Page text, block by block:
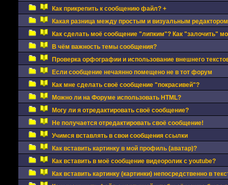
Как прикрепить к сообщению файл? +
Какая разница между простым и визуальным
Как сделать моё сообщение "липким"? Как "залочить"
В чём важность темы сообщения?
Проверка орфографии и использование внешнего
Если сообщение нечаянно помещено не в тот форум
Как мне сделать своё сообщение "покрасивей"?
Можно ли на Форуме использовать HTML?
Могу ли я отредактировать своё сообщение?
Не получается отредактировать своё сообщение!
Учимся вставлять в свои сообщения ссылки
Как вставить картинку в мой профиль (аватар)?
Как вставить в моё сообщение видеоролик с youtube?
Как вставить картинку (картинки) непосредственно в